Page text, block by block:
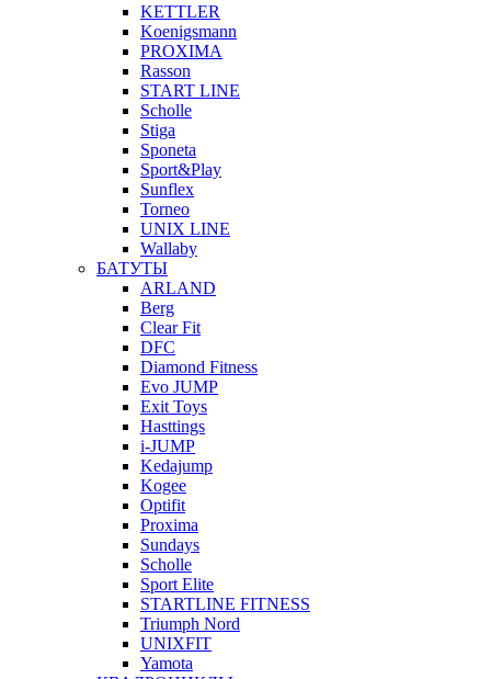
KETTLER
Koenigsmann
PROXIMA
Rasson
START LINE
Scholle
Stiga
Sponeta
Sport&Play
Sunflex
Torneo
UNIX LINE
Wallaby
БАТУТЫ
ARLAND
Berg
Clear Fit
DFC
Diamond Fitness
Evo JUMP
Exit Toys
Hasttings
i-JUMP
Kedajump
Kogee
Optifit
Proxima
Sundays
Scholle
Sport Elite
STARTLINE FITNESS
Triumph Nord
UNIXFIT
Yamota